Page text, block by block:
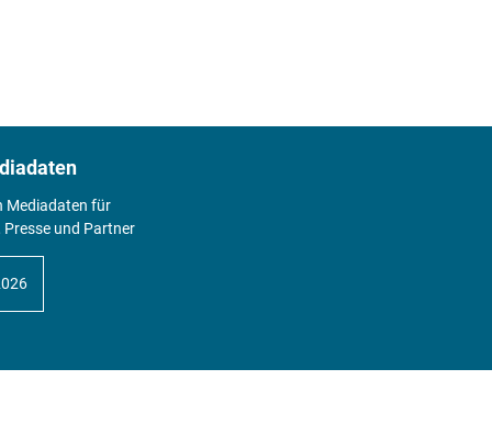
Mediadaten für
Presse und Partner